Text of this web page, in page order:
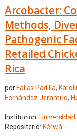
Arcobacter:
Methods,
Pathogenic
Retailed
Rica
por Fallas Padilla,
Fernández Jaramillo,
Institución: Universidad
Repositorio: Kérwá